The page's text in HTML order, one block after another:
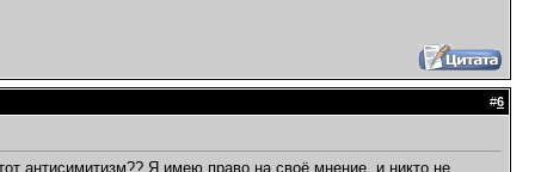
#6
антисимитизм?? Я имею право на своё мнение, и никто не